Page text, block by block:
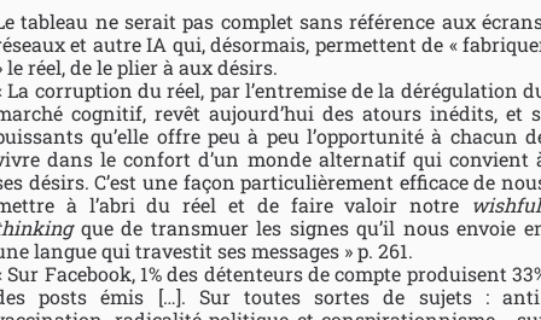
tableau ne serait pas complet sans référence aux
et autre IA qui, désormais, permettent de «
le réel, de le plier à aux désirs.
La corruption du réel, par l’entremise de la dérégulation
cognitif, revêt aujourd’hui des atours inédits, et
qu’elle offre peu à peu l’opportunité à chacun
dans le confort d’un monde alternatif qui convient
désirs. C’est une façon particulièrement efficace de
à l’abri du réel et de faire valoir notre
que de transmuer les signes qu’il nous envoie
langue qui travestit ses messages » p. 261.
Sur Facebook, 1% des détenteurs de compte produisent
posts émis […]. Sur toutes sortes de sujets :